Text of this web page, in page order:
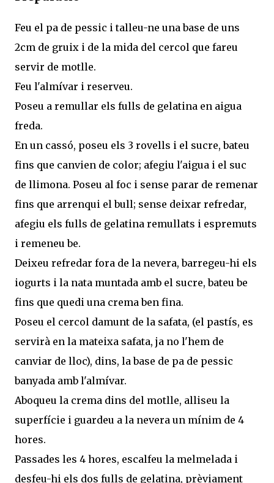
Feu el pa de pessic i talleu-ne una base de uns
2cm de gruix i de la mida del cercol que fareu
servir de motlle.
Feu l'almívar i reserveu.
Poseu a remullar els fulls de gelatina en aigua
freda.
En un cassó, poseu els 3 rovells i el sucre, bateu
fins que canvien de color; afegiu l'aigua i el suc
de llimona. Poseu al foc i sense parar de remenar
fins que arrenqui el bull; sense deixar refredar,
afegiu els fulls de gelatina remullats i espremuts
i remeneu be.
Deixeu refredar fora de la nevera, barregeu-hi els
iogurts i la nata muntada amb el sucre, bateu be
fins que quedi una crema ben fina.
Poseu el cercol damunt de la safata, (el pastís, es
servirà en la mateixa safata, ja no l'hem de
canviar de lloc), dins, la base de pa de pessic
banyada amb l'almívar.
Aboqueu la crema dins del motlle, alliseu la
superfície i guardeu a la nevera un mínim de 4
hores.
Passades les 4 hores, escalfeu la melmelada i
desfeu-hi els dos fulls de gelatina, prèviament